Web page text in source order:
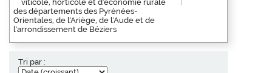
viticole, horticole et d'économie rurale
des départements des Pyrénées-
Orientales, de l'Ariège, de l'Aude et de
l'arrondissement de Béziers
Tri par :